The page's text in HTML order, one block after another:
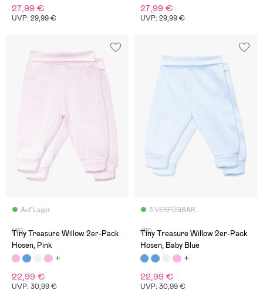
27,99 €
UVP: 29,99 €
27,99 €
UVP: 29,99 €
Auf Lager
(18)
Tiny Treasure Willow 2er-Pack
Hosen, Pink
22,99 €
UVP: 30,99 €
3 VERFÜGBAR
(18)
Tiny Treasure Willow 2er-Pack
Hosen, Baby Blue
22,99 €
UVP: 30,99 €